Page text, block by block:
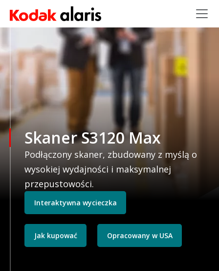
Skaner S3120 Max
Podłączony skaner, zbudowany z myślą o
wysokiej wydajności i maksymalnej
przepustowości.
Interaktywna wycieczka
Jak kupować Opracowany w USA